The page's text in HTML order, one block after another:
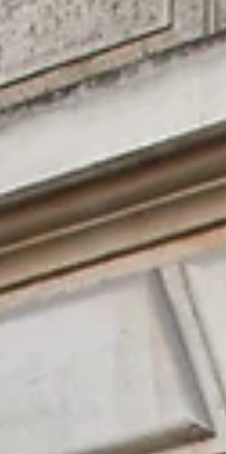
environnement bilingue français-anglais
accompagne les enfants de 2 à 6 ans au
où ils apprennent le plus facilement